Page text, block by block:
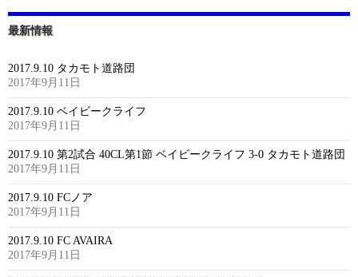
最新情報
2017.9.10 タカモト道路団
2017年9月11日
2017.9.10 ベイビークライフ
2017年9月11日
2017.9.10 第2試合 40CL第1節 ベイビークライフ 3-0 タカモト道路団
2017年9月11日
2017.9.10 FCノア
2017年9月11日
2017.9.10 FC AVAIRA
2017年9月11日